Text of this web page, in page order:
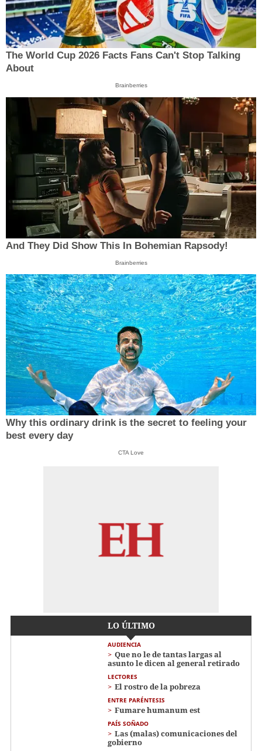
The World Cup 2026 Facts Fans Can't Stop Talking
About
Brainberries
And They Did Show This In Bohemian Rapsody!
Brainberries
Why this ordinary drink is the secret to feeling your
best every day
CTA Love
LO ÚLTIMO
AUDIENCIA
Que no le de tantas largas al
asunto le dicen al general retirado
LECTORES
El rostro de la pobreza
ENTRE PARÉNTESIS
Fumare humanum est
PAÍS SOÑADO
Las (malas) comunicaciones del
gobierno